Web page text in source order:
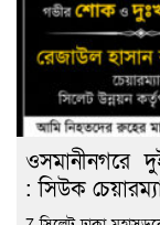
ওসমানীনগরে
: সিউক